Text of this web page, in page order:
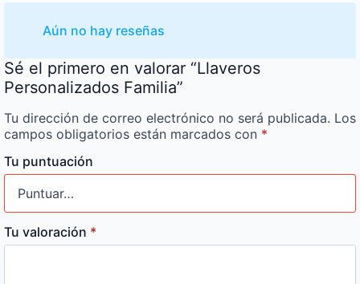
Aún no hay reseñas
Sé el primero en valorar “Llaveros
Personalizados Familia”
Tu dirección de correo electrónico no será publicada. Los
campos obligatorios están marcados con *
Tu puntuación
Tu valoración *